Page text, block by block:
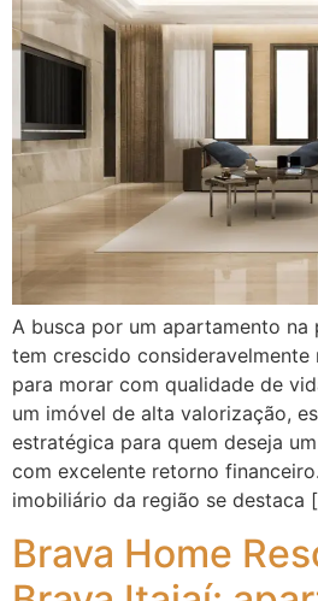
A busca por um apartamento na
tem crescido consideravelmente
para morar com qualidade de
um imóvel de alta valorização,
estratégica para quem deseja
com excelente retorno
imobiliário da região se destaca
Brava Home